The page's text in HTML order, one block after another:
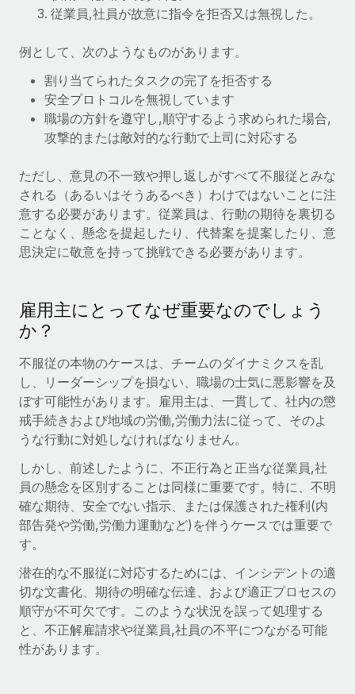
接続 新しい
基本的なビジネスツールを活用して業務プロセスを効率化す
る
専門家に相談
グローバル人事・コンプライアンスの専門サポート
バックグラウンドチェック
候補者の選考プロセスをシンプルに
コンプライアンスリスクを先回りして対応
ITデバイスを世界規模で提供・管理
法人設立
法令順守した法人をスピーディに設立
従業員の異動をスムーズに
福利厚生
従業員の福利厚生を簡単に管理
戦略的テクノロジーパートナー
グローバルな人事機能を柔軟に自社プラットフォームへ統合
パートナーとして登録
当社とのパートナーシップの可能性を検討する
統合とAI自動化に関するコンサルティング
活用事例
イベント
ニュースルーム
情報センター
サポートを依頼する
すべてのリソースを表示する
ブログ
グローバル給与処理
EORおよびPEO
契約社員管理
税務
ブログを読む
ブログ
よびContractor Management Plus（契約社員管理
プラス）
Remoteの使命は、世界のどこにいても、あらゆる規模の企業が
業務に最適な人材を採用し、管理し、給与を支給できるようにす
ることです。この数週間で、新しい統合、機能、改良点をリリー
한국어
中文（简体）
従業員,社員が故意に指令を拒否又は無視した。
例として、次のようなものがあります。
割り当てられたタスクの完了を拒否する
安全プロトコルを無視しています
職場の方針を遵守し,順守するよう求められた場合,
攻撃的または敵対的な行動で上司に対応する
ただし、意見の不一致や押し返しがすべて不服従とみな
される（あるいはそうあるべき）わけではないことに注
意する必要があります。従業員は、行動の期待を裏切る
ことなく、懸念を提起したり、代替案を提案したり、意
思決定に敬意を持って挑戦できる必要があります。
雇用主にとってなぜ重要なのでしょう
か？
不服従の本物のケースは、チームのダイナミクスを乱
し、リーダーシップを損ない、職場の士気に悪影響を及
ぼす可能性があります。雇用主は、一貫して、社内の懲
戒手続きおよび地域の労働,労働力法に従って、そのよ
うな行動に対処しなければなりません。
しかし、前述したように、不正行為と正当な従業員,社
員の懸念を区別することは同様に重要です。特に、不明
確な期待、安全でない指示、または保護された権利(内
部告発や労働,労働力運動など)を伴うケースでは重要で
す。
潜在的な不服従に対応するためには、インシデントの適
切な文書化、期待の明確な伝達、および適正プロセスの
順守が不可欠です。このような状況を誤って処理する
と、不正解雇請求や従業員,社員の不平につながる可能
性があります。